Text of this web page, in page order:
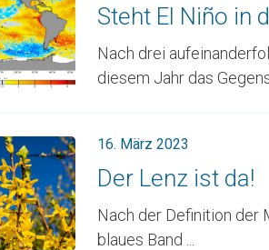
Steht El Niño in
Nach drei
diesem Jahr das
16. März 2023
Der Lenz ist da!
Nach der Definition der
blaues Band ...